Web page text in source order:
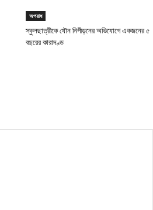
অপরাধ
স্কুলছাত্রীকে যৌন নিপীড়নের অভিযোগে একজনের ৫
বছরের কারাদণ্ড